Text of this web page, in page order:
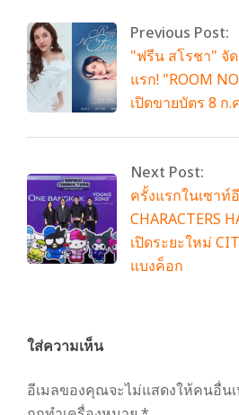
Previous Post:
"ฟรีน สโรชา" จั
แรก! "ROOM
เปิดขายบัตร 8 ก.
Next Post:
ครั้งแรกในเซาท์
CHARACTERS
เปิดระยะใหม่
แบงค็อก
ใส่ความเห็น
อีเมลของคุณจะไม่แสดงให้คนอื่น